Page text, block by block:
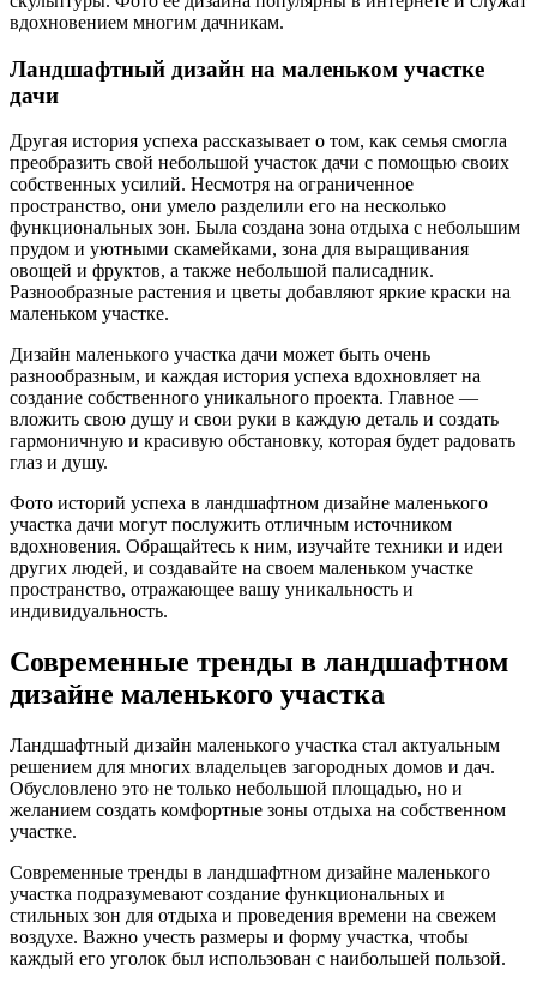
вдохновением многим дачникам.
Ландшафтный дизайн на маленьком участке
дачи
Другая история успеха рассказывает о том, как семья смогла
преобразить свой небольшой участок дачи с помощью своих
собственных усилий. Несмотря на ограниченное
пространство, они умело разделили его на несколько
функциональных зон. Была создана зона отдыха с небольшим
прудом и уютными скамейками, зона для выращивания
овощей и фруктов, а также небольшой палисадник.
Разнообразные растения и цветы добавляют яркие краски на
маленьком участке.
Дизайн маленького участка дачи может быть очень
разнообразным, и каждая история успеха вдохновляет на
создание собственного уникального проекта. Главное —
вложить свою душу и свои руки в каждую деталь и создать
гармоничную и красивую обстановку, которая будет радовать
глаз и душу.
Фото историй успеха в ландшафтном дизайне маленького
участка дачи могут послужить отличным источником
вдохновения. Обращайтесь к ним, изучайте техники и идеи
других людей, и создавайте на своем маленьком участке
пространство, отражающее вашу уникальность и
индивидуальность.
Современные тренды в ландшафтном
дизайне маленького участка
Ландшафтный дизайн маленького участка стал актуальным
решением для многих владельцев загородных домов и дач.
Обусловлено это не только небольшой площадью, но и
желанием создать комфортные зоны отдыха на собственном
участке.
Современные тренды в ландшафтном дизайне маленького
участка подразумевают создание функциональных и
стильных зон для отдыха и проведения времени на свежем
воздухе. Важно учесть размеры и форму участка, чтобы
каждый его уголок был использован с наибольшей пользой.